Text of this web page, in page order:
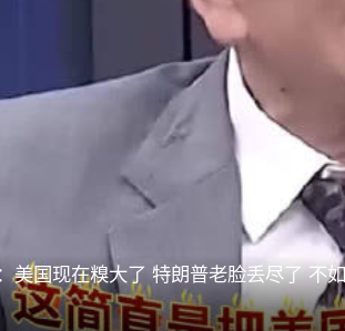
美国现在糗大了 特朗普老脸丢尽了 不